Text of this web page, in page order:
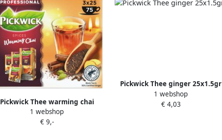
Pickwick Thee warming chai
25x1.5gr
1 webshop
€ 9,-
Pickwick Thee ginger 25x1.5gr
1 webshop
€ 4,03